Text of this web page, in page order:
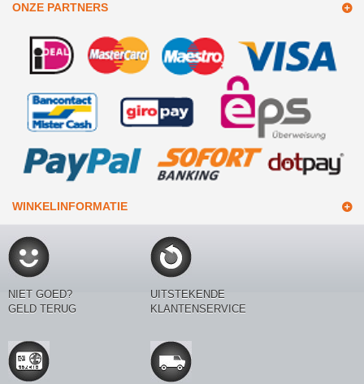
ONZE PARTNERS
WINKELINFORMATIE
NIET GOED?
GELD TERUG
UITSTEKENDE
KLANTENSERVICE